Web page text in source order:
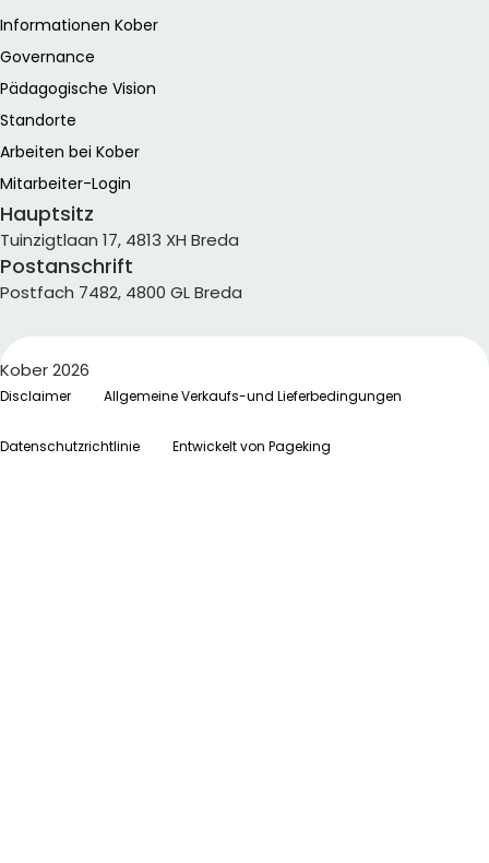
Informationen Kober
Governance
Pädagogische Vision
Standorte
Arbeiten bei Kober
Mitarbeiter-Login
Hauptsitz
Tuinzigtlaan 17, 4813 XH Breda
Postanschrift
Postfach 7482, 4800 GL Breda
Kober 2026
Disclaimer Allgemeine Verkaufs-und Lieferbedingungen
Datenschutzrichtlinie Entwickelt von Pageking